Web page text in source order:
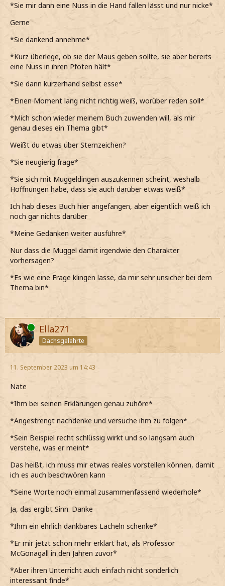
*Sie mir dann eine Nuss in die Hand fallen lässt und nur nicke*
Gerne
*Sie dankend annehme*
*Kurz überlege, ob sie der Maus geben sollte, sie aber bereits
eine Nuss in ihren Pfoten hält*
*Sie dann kurzerhand selbst esse*
*Einen Moment lang nicht richtig weiß, worüber reden soll*
*Mich schon wieder meinem Buch zuwenden will, als mir
genau dieses ein Thema gibt*
Weißt du etwas über Sternzeichen?
*Sie neugierig frage*
*Sie sich mit Muggeldingen auszukennen scheint, weshalb
Hoffnungen habe, dass sie auch darüber etwas weiß*
Ich hab dieses Buch hier angefangen, aber eigentlich weiß ich
noch gar nichts darüber
*Meine Gedanken weiter ausführe*
Nur dass die Muggel damit irgendwie den Charakter
vorhersagen?
*Es wie eine Frage klingen lasse, da mir sehr unsicher bei dem
Thema bin*
Online Ella271
Dachsgelehrte
11. September 2023 um 14:43
Nate
*Ihm bei seinen Erklärungen genau zuhöre*
*Angestrengt nachdenke und versuche ihm zu folgen*
*Sein Beispiel recht schlüssig wirkt und so langsam auch
verstehe, was er meint*
Das heißt, ich muss mir etwas reales vorstellen können, damit
ich es auch beschwören kann
*Seine Worte noch einmal zusammenfassend wiederhole*
Ja, das ergibt Sinn. Danke
*Ihm ein ehrlich dankbares Lächeln schenke*
*Er mir jetzt schon mehr erklärt hat, als Professor
McGonagall in den Jahren zuvor*
*Aber ihren Unterricht auch einfach nicht sonderlich
interessant finde*